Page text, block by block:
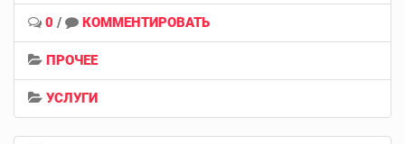
0 / КОММЕНТИРОВАТЬ
ПРОЧЕЕ
УСЛУГИ